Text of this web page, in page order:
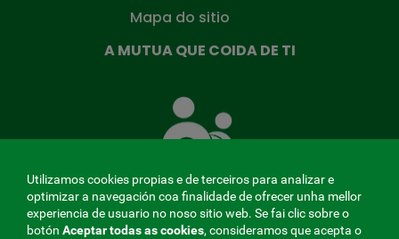
Mapa do sitio
A MUTUA QUE COIDA DE TI
Mutua
que
Utilizamos cookies propias e de terceiros para analizar e
optimizar a navegación coa finalidade de ofrecer unha mellor
experiencia de usuario no noso sitio web. Se fai clic sobre o
botón Aceptar todas as cookies, consideramos que acepta o